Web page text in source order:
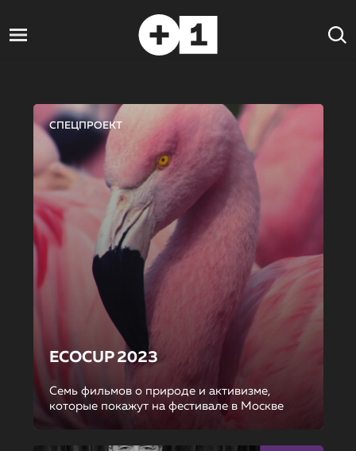
СПЕЦПРОЕКТ
ECOCUP 2023
Семь фильмов о природе и активизме,
которые покажут на фестивале в Москве